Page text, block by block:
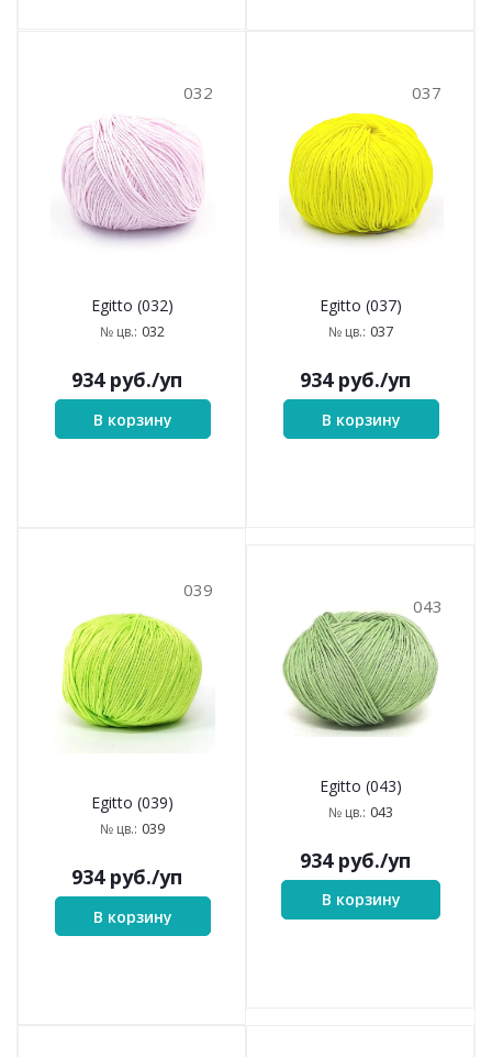
032
Egitto (032)
№ цв.: 032
934руб./уп
В корзину
037
Egitto (037)
№ цв.: 037
934руб./уп
В корзину
039
Egitto (039)
№ цв.: 039
934руб./уп
В корзину
043
Egitto (043)
№ цв.: 043
934руб./уп
В корзину